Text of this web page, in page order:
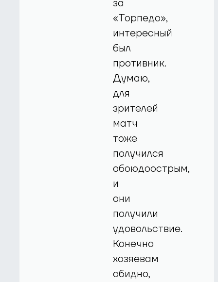
за
«Торпедо»,
интересный
был
противник.
Думаю,
для
зрителей
матч
тоже
получился
обоюдоострым,
и
они
получили
удовольствие.
Конечно
хозяевам
обидно,